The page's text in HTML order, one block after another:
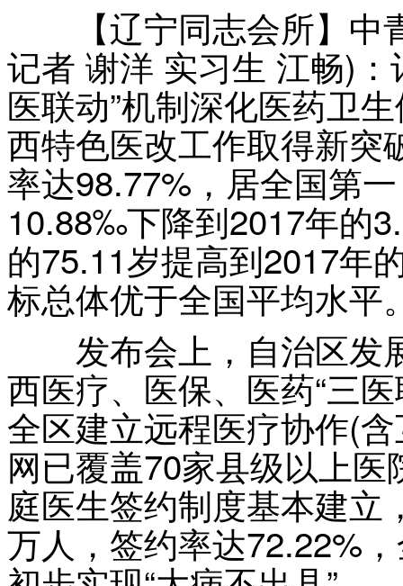
【辽宁同志会所】中
记者 谢洋 实习生 江畅)
医联动”机制深化医药卫
西特色医改工作取得新突
率达98.77%，居全国第
10.88‰下降到2017年的
的75.11岁提高到2017年
标总体优于全国平均水平
发布会上，自治区发
西医疗、医保、医药“三
全区建立远程医疗协作(
网已覆盖70家县级以上
庭医生签约制度基本建立
万人，签约率达72.22%